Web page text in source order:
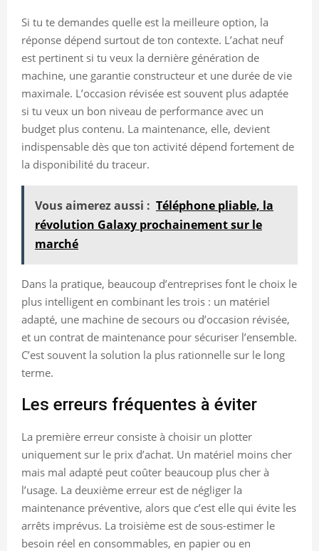
Si tu te demandes quelle est la meilleure option, la
réponse dépend surtout de ton contexte. L’achat neuf
est pertinent si tu veux la dernière génération de
machine, une garantie constructeur et une durée de vie
maximale. L’occasion révisée est souvent plus adaptée
si tu veux un bon niveau de performance avec un
budget plus contenu. La maintenance, elle, devient
indispensable dès que ton activité dépend fortement de
la disponibilité du traceur.
Vous aimerez aussi : Téléphone pliable, la
révolution Galaxy prochainement sur le
marché
Dans la pratique, beaucoup d’entreprises font le choix le
plus intelligent en combinant les trois : un matériel
adapté, une machine de secours ou d’occasion révisée,
et un contrat de maintenance pour sécuriser l’ensemble.
C’est souvent la solution la plus rationnelle sur le long
terme.
Les erreurs fréquentes à éviter
La première erreur consiste à choisir un plotter
uniquement sur le prix d’achat. Un matériel moins cher
mais mal adapté peut coûter beaucoup plus cher à
l’usage. La deuxième erreur est de négliger la
maintenance préventive, alors que c’est elle qui évite les
arrêts imprévus. La troisième est de sous-estimer le
besoin réel en consommables, en papier ou en